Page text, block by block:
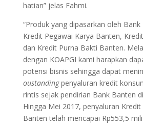
hatian” jelas Fahmi.
“Produk yang dipasarkan oleh
Kredit Pegawai Karya Banten,
dan Kredit Purna Bakti Banten.
dengan KOAPGI kami harapkan
potensi bisnis sehingga dapat
oustandingpenyaluran kredit
rintis sejak pendirian Bank Banten
Hingga Mei 2017, penyaluran
Banten telah mencapai Rp553,5